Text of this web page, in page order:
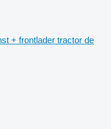
+ frontlader tractor de